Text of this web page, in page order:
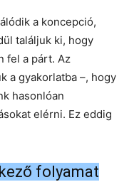
a koncepció,
találjuk ki, hogy
fel a párt. Az
a gyakorlatba –, hogy
hasonlóan
elérni. Ez eddig
folyamat